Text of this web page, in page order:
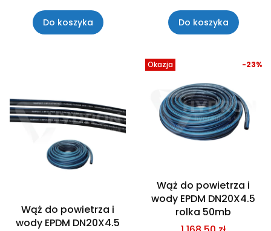
Do koszyka Do koszyka
Wąż do powietrza i
wody EPDM DN20X4.5
Okazja
Wąż do powietrza i
wody EPDM DN20X4.5
rolka 50mb
-23%